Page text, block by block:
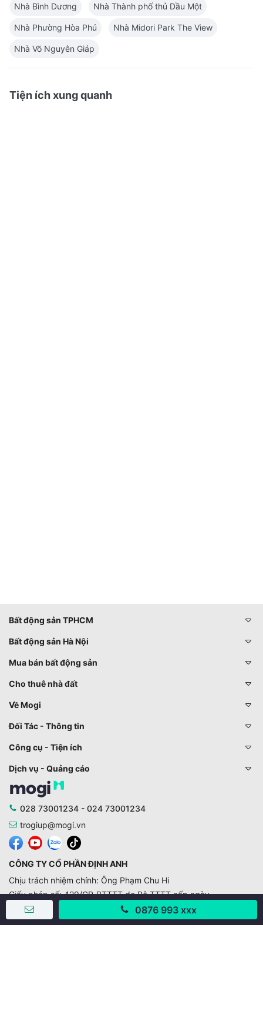
Nhà Bình Dương
Nhà Thành phố thủ Dầu Một
Nhà Phường Hòa Phú Nhà Midori Park The View
Nhà Võ Nguyên Giáp
Tiện ích xung quanh
0876 993 xxx
Bất động sản TPHCM
Bất động sản Hà Nội
Mua bán bất động sản
Cho thuê nhà đất
Về Mogi
Đối Tác - Thông tin
Công cụ - Tiện ích
Dịch vụ - Quảng cáo
028 73001234 - 024 73001234
trogiup@mogi.vn
CÔNG TY CỔ PHẦN ĐỊNH ANH
Chịu trách nhiệm chính: Ông Phạm Chu Hi
Giấy phép số: 429/GP-BTTTT do Bộ TTTT cấp ngày
11/10/2019
Trụ sở chính: